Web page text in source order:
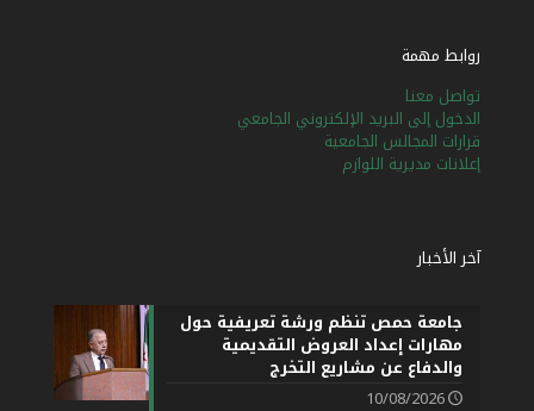
روابط مهمة
تواصل معنا
الدخول إلى البريد الإلكتروني الجامعي
قرارات المجالس الجامعية
إعلانات مديرية اللوازم
آخر الأخبار
جامعة حمص تنظم ورشة تعريفية حول
مهارات إعداد العروض التقديمية
والدفاع عن مشاريع التخرج
10/08/2026